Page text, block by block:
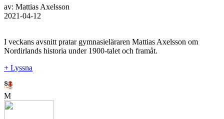
av: Mattias Axelsson
2021-04-12
I veckans avsnitt pratar gymnasieläraren Mattias Axelsson om
Nordirlands historia under 1900-talet och framåt.
+ Lyssna
M